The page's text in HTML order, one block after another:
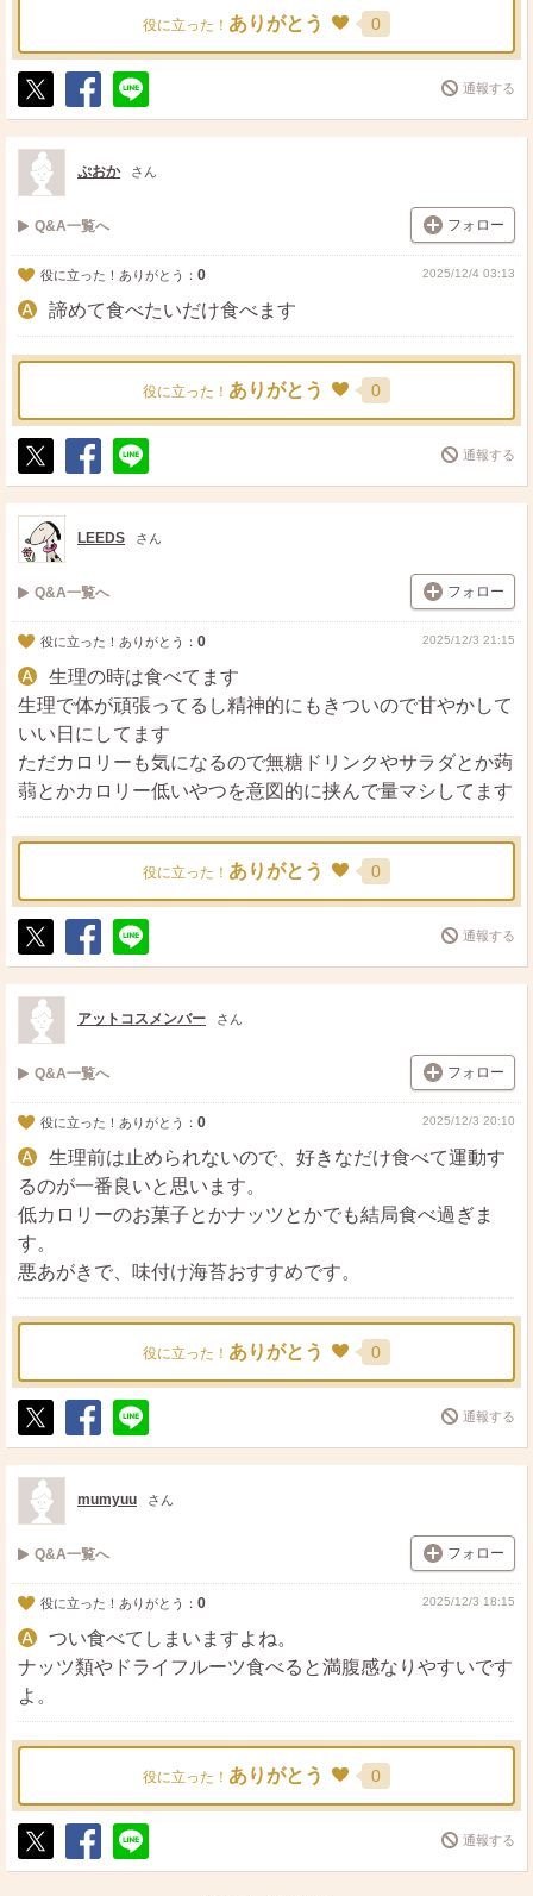
役に立った！ ありがとう 0
ポ
ス
ト
シ
ェ
送
る
通報する
ぷおか さん
Q&A一覧へ フォロー
役に立った！ありがとう： 0 2025/12/4 03:13
諦めて食べたいだけ食べます
役に立った！ ありがとう 0
ポ
ス
ト
シ
ェ
送
る
通報する
LEEDS さん
Q&A一覧へ フォロー
役に立った！ありがとう： 0 2025/12/3 21:15
生理の時は食べてます
生理で体が頑張ってるし精神的にもきついので甘やかして
いい日にしてます
ただカロリーも気になるので無糖ドリンクやサラダとか蒟
蒻とかカロリー低いやつを意図的に挟んで量マシしてます
役に立った！ ありがとう 0
ポ
ス
ト
シ
ェ
送
る
通報する
アットコスメンバー さん
Q&A一覧へ フォロー
役に立った！ありがとう： 0 2025/12/3 20:10
生理前は止められないので、好きなだけ食べて運動す
るのが一番良いと思います。
低カロリーのお菓子とかナッツとかでも結局食べ過ぎま
す。
悪あがきで、味付け海苔おすすめです。
役に立った！ ありがとう 0
ポ
ス
ト
シ
ェ
送
る
通報する
mumyuu さん
Q&A一覧へ フォロー
役に立った！ありがとう： 0 2025/12/3 18:15
つい食べてしまいますよね。
ナッツ類やドライフルーツ食べると満腹感なりやすいです
よ。
役に立った！ ありがとう 0
ポ
シ
送
通報する